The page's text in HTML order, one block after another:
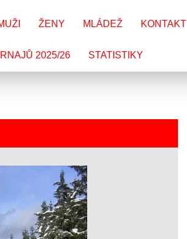
ŽENY MLÁDEŽ KONTAKT
2025/26 STATISTIKY